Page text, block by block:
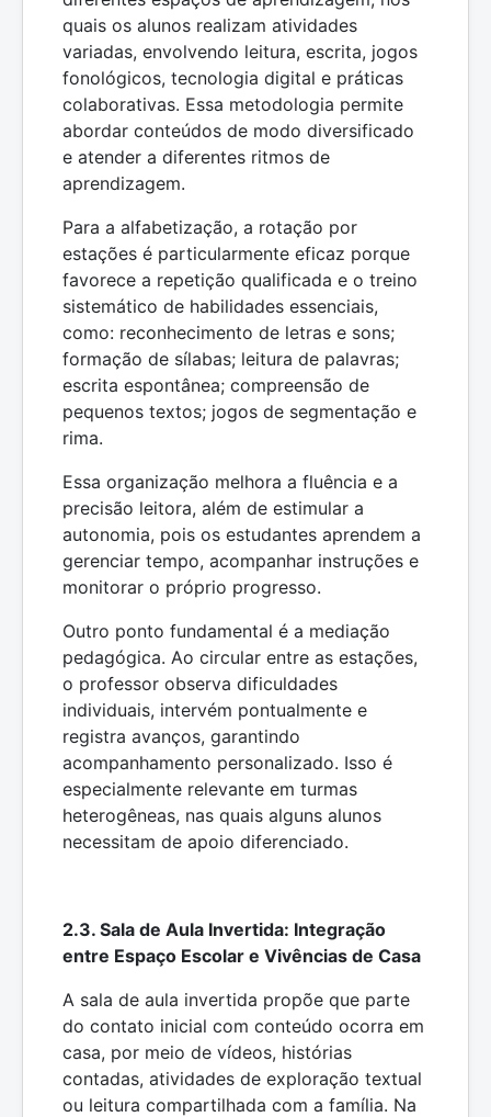
quais os alunos realizam atividades
variadas, envolvendo leitura, escrita, jogos
fonológicos, tecnologia digital e práticas
colaborativas. Essa metodologia permite
abordar conteúdos de modo diversificado
e atender a diferentes ritmos de
aprendizagem.
Para a alfabetização, a rotação por
estações é particularmente eficaz porque
favorece a repetição qualificada e o treino
sistemático de habilidades essenciais,
como: reconhecimento de letras e sons;
formação de sílabas; leitura de palavras;
escrita espontânea; compreensão de
pequenos textos; jogos de segmentação e
rima.
Essa organização melhora a fluência e a
precisão leitora, além de estimular a
autonomia, pois os estudantes aprendem a
gerenciar tempo, acompanhar instruções e
monitorar o próprio progresso.
Outro ponto fundamental é a mediação
pedagógica. Ao circular entre as estações,
o professor observa dificuldades
individuais, intervém pontualmente e
registra avanços, garantindo
acompanhamento personalizado. Isso é
especialmente relevante em turmas
heterogêneas, nas quais alguns alunos
necessitam de apoio diferenciado.
2.3. Sala de Aula Invertida: Integração
entre Espaço Escolar e Vivências de Casa
A sala de aula invertida propõe que parte
do contato inicial com conteúdo ocorra em
casa, por meio de vídeos, histórias
contadas, atividades de exploração textual
ou leitura compartilhada com a família. Na